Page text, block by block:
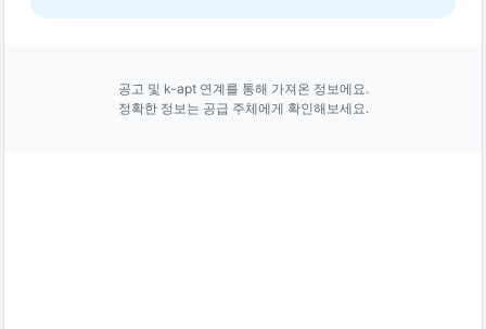
공고 및 k-apt 연계를 통해 가져온 정보에요.
정확한 정보는 공급 주체에게 확인해보세요.